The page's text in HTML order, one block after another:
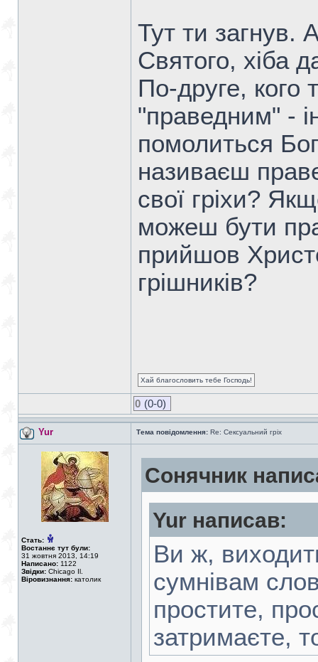
Тут ти загнув.
Святого, хіба
По-друге, кого
"праведним" -
помолиться
називаєш
свої гріхи?
можеш бути
прийшов
грішників?
Хай благословить тебе Господь!
0 (0-0)
Yur Тема повідомлення: Re: Сексуальний гріх
Стать:
Востаннє тут були:
31 жовтня 2013, 14:19
Написано: 1122
Звідки: Chicago Il.
Віровизнання: католик
Сонячник
Yur написав:
Ви ж,
сумнівам
простите,
затримаєте,